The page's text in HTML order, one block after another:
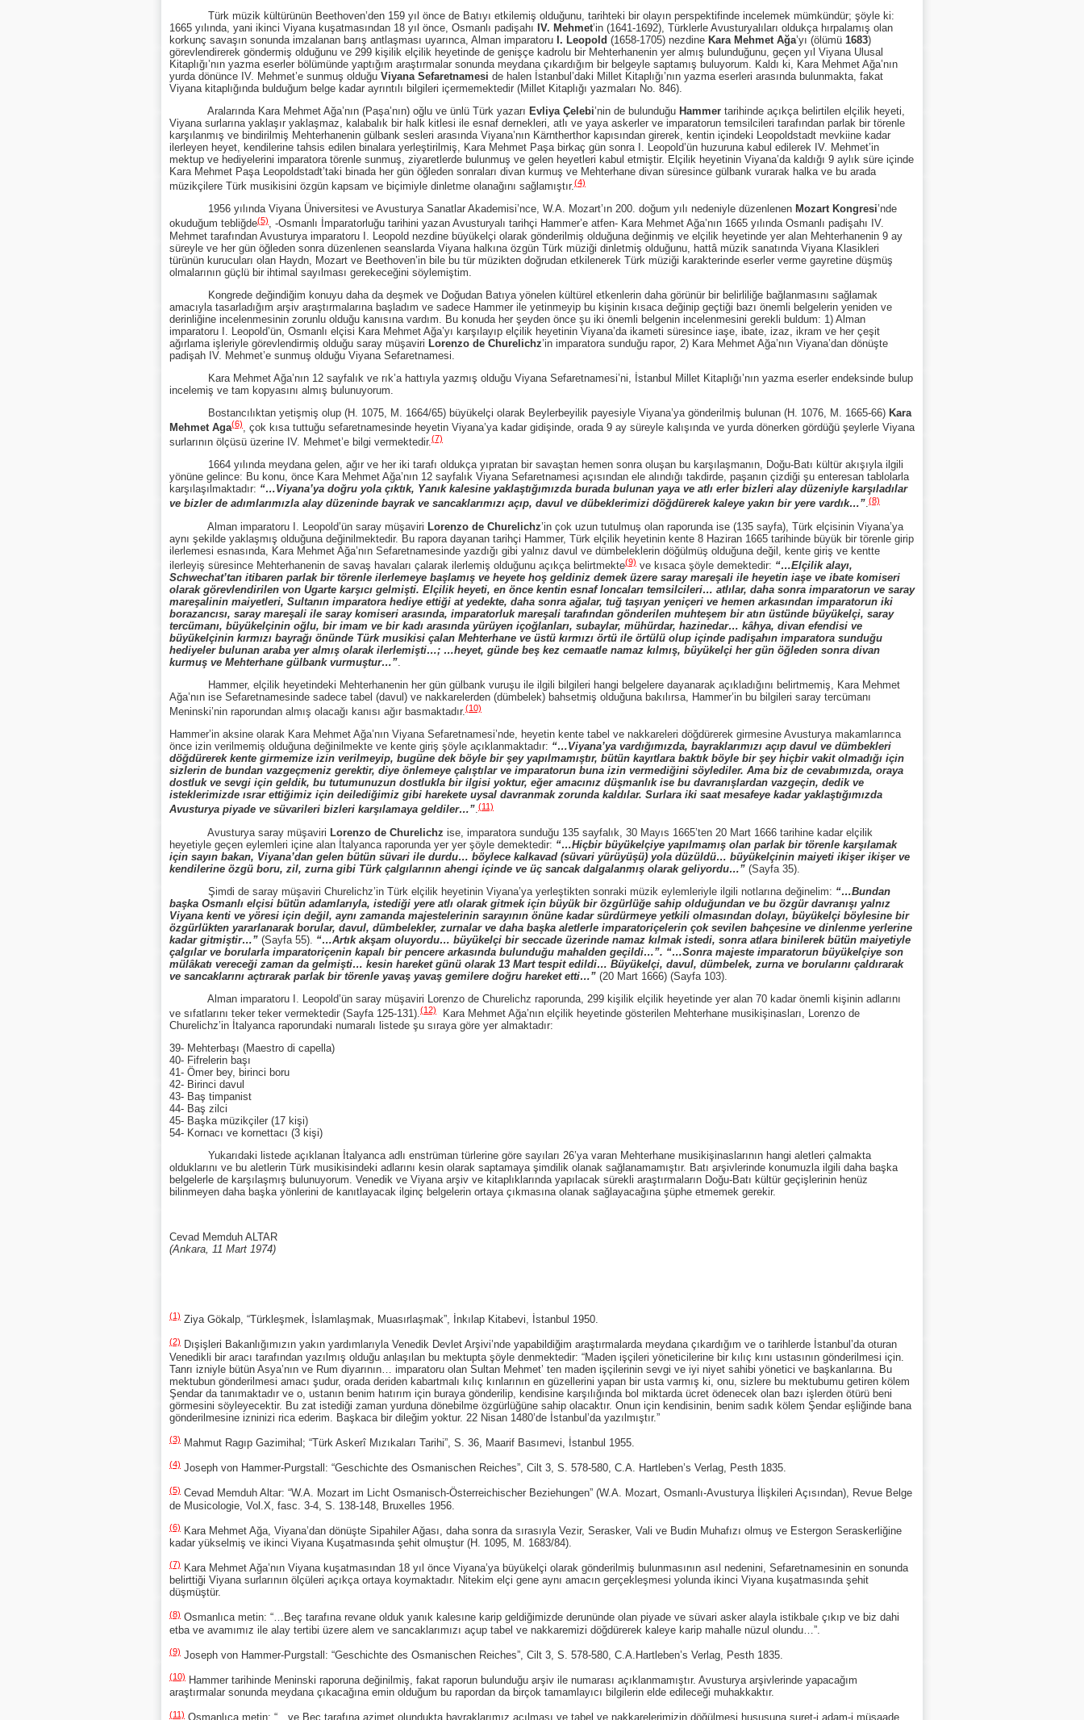
Türk müzik kültürünün Beethoven’den 159 yıl önce de Batıyı etkilemiş olduğunu, tarihteki bir olayın perspektifinde incelemek mümkündür; şöyle ki:
1665 yılında, yani ikinci Viyana kuşatmasından 18 yıl önce, Osmanlı padişahı IV. Mehmet’in (1641-1692), Türklerle Avusturyalıları oldukça hırpalamış olan
korkunç savaşın sonunda imzalanan barış antlaşması uyarınca, Alman imparatoru I. Leopold (1658-1705) nezdine Kara Mehmet Ağa’yı (ölümü 1683)
görevlendirerek göndermiş olduğunu ve 299 kişilik elçilik heyetinde de genişçe kadrolu bir Mehterhanenin yer almış bulunduğunu, geçen yıl Viyana Ulusal
Kitaplığı’nın yazma eserler bölümünde yaptığım araştırmalar sonunda meydana çıkardığım bir belgeyle saptamış buluyorum. Kaldı ki, Kara Mehmet Ağa’nın
yurda dönünce IV. Mehmet’e sunmuş olduğu Viyana Sefaretnamesi de halen İstanbul’daki Millet Kitaplığı’nın yazma eserleri arasında bulunmakta, fakat
Viyana kitaplığında bulduğum belge kadar ayrıntılı bilgileri içermemektedir (Millet Kitaplığı yazmaları No. 846).
Aralarında Kara Mehmet Ağa’nın (Paşa’nın) oğlu ve ünlü Türk yazarı Evliya Çelebi’nin de bulunduğu Hammer tarihinde açıkça belirtilen elçilik heyeti,
Viyana surlarına yaklaşır yaklaşmaz, kalabalık bir halk kitlesi ile esnaf dernekleri, atlı ve yaya askerler ve imparatorun temsilcileri tarafından parlak bir törenle
karşılanmış ve bindirilmiş Mehterhanenin gülbank sesleri arasında Viyana’nın Kärntherthor kapısından girerek, kentin içindeki Leopoldstadt mevkiine kadar
ilerleyen heyet, kendilerine tahsis edilen binalara yerleştirilmiş, Kara Mehmet Paşa birkaç gün sonra I. Leopold’ün huzuruna kabul edilerek IV. Mehmet’in
mektup ve hediyelerini imparatora törenle sunmuş, ziyaretlerde bulunmuş ve gelen heyetleri kabul etmiştir. Elçilik heyetinin Viyana’da kaldığı 9 aylık süre içinde
Kara Mehmet Paşa Leopoldstadt’taki binada her gün öğleden sonraları divan kurmuş ve Mehterhane divan süresince gülbank vurarak halka ve bu arada
müzikçilere Türk musikisini özgün kapsam ve biçimiyle dinletme olanağını sağlamıştır.(4)
1956 yılında Viyana Üniversitesi ve Avusturya Sanatlar Akademisi’nce, W.A. Mozart’ın 200. doğum yılı nedeniyle düzenlenen Mozart Kongresi’nde
okuduğum tebliğde(5), -Osmanlı İmparatorluğu tarihini yazan Avusturyalı tarihçi Hammer’e atfen- Kara Mehmet Ağa’nın 1665 yılında Osmanlı padişahı IV.
Mehmet tarafından Avusturya imparatoru I. Leopold nezdine büyükelçi olarak gönderilmiş olduğuna değinmiş ve elçilik heyetinde yer alan Mehterhanenin 9 ay
süreyle ve her gün öğleden sonra düzenlenen seanslarda Viyana halkına özgün Türk müziği dinletmiş olduğunu, hattâ müzik sanatında Viyana Klasikleri
türünün kurucuları olan Haydn, Mozart ve Beethoven’in bile bu tür müzikten doğrudan etkilenerek Türk müziği karakterinde eserler verme gayretine düşmüş
olmalarının güçlü bir ihtimal sayılması gerekeceğini söylemiştim.
Kongrede değindiğim konuyu daha da deşmek ve Doğudan Batıya yönelen kültürel etkenlerin daha görünür bir belirliliğe bağlanmasını sağlamak
amacıyla tasarladığım arşiv araştırmalarına başladım ve sadece Hammer ile yetinmeyip bu kişinin kısaca değinip geçtiği bazı önemli belgelerin yeniden ve
derinliğine incelenmesinin zorunlu olduğu kanısına vardım. Bu konuda her şeyden önce şu iki önemli belgenin incelenmesini gerekli buldum: 1) Alman
imparatoru I. Leopold’ün, Osmanlı elçisi Kara Mehmet Ağa’yı karşılayıp elçilik heyetinin Viyana’da ikameti süresince iaşe, ibate, izaz, ikram ve her çeşit
ağırlama işleriyle görevlendirmiş olduğu saray müşaviri Lorenzo de Churelichz’in imparatora sunduğu rapor, 2) Kara Mehmet Ağa’nın Viyana’dan dönüşte
padişah IV. Mehmet’e sunmuş olduğu Viyana Sefaretnamesi.
Kara Mehmet Ağa’nın 12 sayfalık ve rık’a hattıyla yazmış olduğu Viyana Sefaretnamesi’ni, İstanbul Millet Kitaplığı’nın yazma eserler endeksinde bulup
incelemiş ve tam kopyasını almış bulunuyorum.
Bostancılıktan yetişmiş olup (H. 1075, M. 1664/65) büyükelçi olarak Beylerbeyilik payesiyle Viyana’ya gönderilmiş bulunan (H. 1076, M. 1665-66) Kara
Mehmet Aga(6)
, çok kısa tuttuğu sefaretnamesinde heyetin Viyana’ya kadar gidişinde, orada 9 ay süreyle kalışında ve yurda dönerken gördüğü şeylerle Viyana
surlarının ölçüsü üzerine IV. Mehmet’e bilgi vermektedir.(7)
1664 yılında meydana gelen, ağır ve her iki tarafı oldukça yıpratan bir savaştan hemen sonra oluşan bu karşılaşmanın, Doğu-Batı kültür akışıyla ilgili
yönüne gelince: Bu konu, önce Kara Mehmet Ağa’nın 12 sayfalık Viyana Sefaretnamesi açısından ele alındığı takdirde, paşanın çizdiği şu enteresan tablolarla
karşılaşılmaktadır: “…Viyana’ya doğru yola çıktık, Yanık kalesine yaklaştığımızda burada bulunan yaya ve atlı erler bizleri alay düzeniyle karşıladılar
ve bizler de adımlarımızla alay düzeninde bayrak ve sancaklarımızı açıp, davul ve dübeklerimizi döğdürerek kaleye yakın bir yere vardık…”.(8)
Alman imparatoru I. Leopold’ün saray müşaviri Lorenzo de Churelichz’in çok uzun tutulmuş olan raporunda ise (135 sayfa), Türk elçisinin Viyana’ya
aynı şekilde yaklaşmış olduğuna değinilmektedir. Bu rapora dayanan tarihçi Hammer, Türk elçilik heyetinin kente 8 Haziran 1665 tarihinde büyük bir törenle girip
ilerlemesi esnasında, Kara Mehmet Ağa’nın Sefaretnamesinde yazdığı gibi yalnız davul ve dümbeleklerin döğülmüş olduğuna değil, kente giriş ve kentte
ilerleyiş süresince Mehterhanenin de savaş havaları çalarak ilerlemiş olduğunu açıkça belirtmekte(9) ve kısaca şöyle demektedir: “…Elçilik alayı,
Schwechat’tan itibaren parlak bir törenle ilerlemeye başlamış ve heyete hoş geldiniz demek üzere saray mareşali ile heyetin iaşe ve ibate komiseri
olarak görevlendirilen von Ugarte karşıcı gelmişti. Elçilik heyeti, en önce kentin esnaf loncaları temsilcileri… atlılar, daha sonra imparatorun ve saray
mareşalinin maiyetleri, Sultanın imparatora hediye ettiği at yedekte, daha sonra ağalar, tuğ taşıyan yeniçeri ve hemen arkasından imparatorun iki
borazancısı, saray mareşali ile saray komiseri arasında, imparatorluk mareşali tarafından gönderilen muhteşem bir atın üstünde büyükelçi, saray
tercümanı, büyükelçinin oğlu, bir imam ve bir kadı arasında yürüyen içoğlanları, subaylar, mühürdar, hazinedar… kâhya, divan efendisi ve
büyükelçinin kırmızı bayrağı önünde Türk musikisi çalan Mehterhane ve üstü kırmızı örtü ile örtülü olup içinde padişahın imparatora sunduğu
hediyeler bulunan araba yer almış olarak ilerlemişti…; …heyet, günde beş kez cemaatle namaz kılmış, büyükelçi her gün öğleden sonra divan
kurmuş ve Mehterhane gülbank vurmuştur…”
Hammer, elçilik heyetindeki Mehterhanenin her gün gülbank vuruşu ile ilgili bilgileri hangi belgelere dayanarak açıkladığını belirtmemiş, Kara Mehmet
Ağa’nın ise Sefaretnamesinde sadece tabel (davul) ve nakkarelerden (dümbelek) bahsetmiş olduğuna bakılırsa, Hammer’in bu bilgileri saray tercümanı
Meninski’nin raporundan almış olacağı kanısı ağır basmaktadır.(10)
Hammer’in aksine olarak Kara Mehmet Ağa’nın Viyana Sefaretnamesi’nde, heyetin kente tabel ve nakkareleri döğdürerek girmesine Avusturya makamlarınca
önce izin verilmemiş olduğuna değinilmekte ve kente giriş şöyle açıklanmaktadır: “…Viyana’ya vardığımızda, bayraklarımızı açıp davul ve dümbekleri
döğdürerek kente girmemize izin verilmeyip, bugüne dek böyle bir şey yapılmamıştır, bütün kayıtlara baktık böyle bir şey hiçbir vakit olmadığı için
sizlerin de bundan vazgeçmeniz gerektir, diye önlemeye çalıştılar ve imparatorun buna izin vermediğini söylediler. Ama biz de cevabımızda, oraya
dostluk ve sevgi için geldik, bu tutumunuzun dostlukla bir ilgisi yoktur, eğer amacınız düşmanlık ise bu davranışlardan vazgeçin, dedik ve
isteklerimizde ısrar ettiğimiz için deilediğimiz gibi harekete uysal davranmak zorunda kaldılar. Surlara iki saat mesafeye kadar yaklaştığımızda
Avusturya piyade ve süvarileri bizleri karşılamaya geldiler…”.(11)
Avusturya saray müşaviri Lorenzo de Churelichz ise, imparatora sunduğu 135 sayfalık, 30 Mayıs 1665’ten 20 Mart 1666 tarihine kadar elçilik
heyetiyle geçen eylemleri içine alan İtalyanca raporunda yer yer şöyle demektedir: “…Hiçbir büyükelçiye yapılmamış olan parlak bir törenle karşılamak
için sayın bakan, Viyana’dan gelen bütün süvari ile durdu… böylece kalkavad (süvari yürüyüşü) yola düzüldü… büyükelçinin maiyeti ikişer ikişer ve
kendilerine özgü boru, zil, zurna gibi Türk çalgılarının ahengi içinde ve üç sancak dalgalanmış olarak geliyordu…” (Sayfa 35).
Şimdi de saray müşaviri Churelichz’in Türk elçilik heyetinin Viyana’ya yerleştikten sonraki müzik eylemleriyle ilgili notlarına değinelim: “…Bundan
başka Osmanlı elçisi bütün adamlarıyla, istediği yere atlı olarak gitmek için büyük bir özgürlüğe sahip olduğundan ve bu özgür davranışı yalnız
Viyana kenti ve yöresi için değil, aynı zamanda majestelerinin sarayının önüne kadar sürdürmeye yetkili olmasından dolayı, büyükelçi böylesine bir
özgürlükten yararlanarak borular, davul, dümbelekler, zurnalar ve daha başka aletlerle imparatoriçelerin çok sevilen bahçesine ve dinlenme yerlerine
kadar gitmiştir…” (Sayfa 55). “…Artık akşam oluyordu… büyükelçi bir seccade üzerinde namaz kılmak istedi, sonra atlara binilerek bütün maiyetiyle
çalgılar ve borularla imparatoriçenin kapalı bir pencere arkasında bulunduğu mahalden geçildi…”. “…Sonra majeste imparatorun büyükelçiye son
mülâkatı vereceği zaman da gelmişti… kesin hareket günü olarak 13 Mart tespit edildi… Büyükelçi, davul, dümbelek, zurna ve borularını çaldırarak
ve sancaklarını açtırarak parlak bir törenle yavaş yavaş gemilere doğru hareket etti…” (20 Mart 1666) (Sayfa 103).
Alman imparatoru I. Leopold’ün saray müşaviri Lorenzo de Churelichz raporunda, 299 kişilik elçilik heyetinde yer alan 70 kadar önemli kişinin adlarını
ve sıfatlarını teker teker vermektedir (Sayfa 125-131). (12)
Kara Mehmet Ağa’nın elçilik heyetinde gösterilen Mehterhane musikişinasları, Lorenzo de
Churelichz’in İtalyanca raporundaki numaralı listede şu sıraya göre yer almaktadır:
39- Mehterbaşı (Maestro di capella)
40- Fifrelerin başı
41- Ömer bey, birinci boru
42- Birinci davul
43- Baş timpanist
44- Baş zilci
45- Başka müzikçiler (17 kişi)
54- Kornacı ve kornettacı (3 kişi)
Yukarıdaki listede açıklanan İtalyanca adlı enstrüman türlerine göre sayıları 26’ya varan Mehterhane musikişinaslarının hangi aletleri çalmakta
olduklarını ve bu aletlerin Türk musikisindeki adlarını kesin olarak saptamaya şimdilik olanak sağlanamamıştır. Batı arşivlerinde konumuzla ilgili daha başka
belgelerle de karşılaşmış bulunuyorum. Venedik ve Viyana arşiv ve kitaplıklarında yapılacak sürekli araştırmaların Doğu-Batı kültür geçişlerinin henüz
bilinmeyen daha başka yönlerini de kanıtlayacak ilginç belgelerin ortaya çıkmasına olanak sağlayacağına şüphe etmemek gerekir.
Cevad Memduh ALTAR
(Ankara, 11 Mart 1974)
(1) Ziya Gökalp, “Türkleşmek, İslamlaşmak, Muasırlaşmak”, İnkılap Kitabevi, İstanbul 1950.
(2) Dışişleri Bakanlığımızın yakın yardımlarıyla Venedik Devlet Arşivi’nde yapabildiğim araştırmalarda meydana çıkardığım ve o tarihlerde İstanbul’da oturan
Venedikli bir aracı tarafından yazılmış olduğu anlaşılan bu mektupta şöyle denmektedir: “Maden işçileri yöneticilerine bir kılıç kını ustasının gönderilmesi için.
Tanrı izniyle bütün Asya’nın ve Rum diyarının… imparatoru olan Sultan Mehmet’ ten maden işçilerinin sevgi ve iyi niyet sahibi yönetici ve başkanlarına. Bu
mektubun gönderilmesi amacı şudur, orada deriden kabartmalı kılıç kınlarının en güzellerini yapan bir usta varmış ki, onu, sizlere bu mektubumu getiren kölem
Şendar da tanımaktadır ve o, ustanın benim hatırım için buraya gönderilip, kendisine karşılığında bol miktarda ücret ödenecek olan bazı işlerden ötürü beni
görmesini söyleyecektir. Bu zat istediği zaman yurduna dönebilme özgürlüğüne sahip olacaktır. Onun için kendisinin, benim sadık kölem Şendar eşliğinde bana
gönderilmesine izninizi rica ederim. Başkaca bir dileğim yoktur. 22 Nisan 1480’de İstanbul’da yazılmıştır.”
(3) Mahmut Ragıp Gazimihal; “Türk Askerî Mızıkaları Tarihi”, S. 36, Maarif Basımevi, İstanbul 1955.
(4) Joseph von Hammer-Purgstall: “Geschichte des Osmanischen Reiches”, Cilt 3, S. 578-580, C.A. Hartleben’s Verlag, Pesth 1835.
(5) Cevad Memduh Altar: “W.A. Mozart im Licht Osmanisch-Österreichischer Beziehungen” (W.A. Mozart, Osmanlı-Avusturya İlişkileri Açısından), Revue Belge
de Musicologie, Vol.X, fasc. 3-4, S. 138-148, Bruxelles 1956.
(6) Kara Mehmet Ağa, Viyana’dan dönüşte Sipahiler Ağası, daha sonra da sırasıyla Vezir, Serasker, Vali ve Budin Muhafızı olmuş ve Estergon Seraskerliğine
kadar yükselmiş ve ikinci Viyana Kuşatmasında şehit olmuştur (H. 1095, M. 1683/84).
(7) Kara Mehmet Ağa’nın Viyana kuşatmasından 18 yıl önce Viyana’ya büyükelçi olarak gönderilmiş bulunmasının asıl nedenini, Sefaretnamesinin en sonunda
belirttiği Viyana surlarının ölçüleri açıkça ortaya koymaktadır. Nitekim elçi gene aynı amacın gerçekleşmesi yolunda ikinci Viyana kuşatmasında şehit
düşmüştür.
(8) Osmanlıca metin: “…Beç tarafına revane olduk yanık kalesıne karip geldiğimizde derunünde olan piyade ve süvari asker alayla istikbale çıkıp ve biz dahi
etba ve avamımız ile alay tertibi üzere alem ve sancaklarımızı açup tabel ve nakkaremizi döğdürerek kaleye karip mahalle nüzul olundu…”.
(9) Joseph von Hammer-Purgstall: “Geschichte des Osmanischen Reiches”, Cilt 3, S. 578-580, C.A.Hartleben’s Verlag, Pesth 1835.
(10) Hammer tarihinde Meninski raporuna değinilmiş, fakat raporun bulunduğu arşiv ile numarası açıklanmamıştır. Avusturya arşivlerinde yapacağım
araştırmalar sonunda meydana çıkacağına emin olduğum bu rapordan da birçok tamamlayıcı bilgilerin elde edileceği muhakkaktır.
(11)